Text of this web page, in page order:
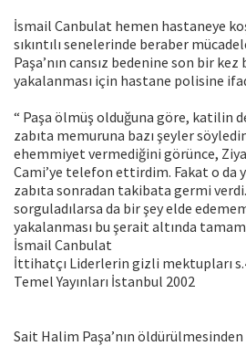
İsmail Canbulat hemen hastaneye
sıkıntılı senelerinde beraber
Paşa’nın cansız bedenine son bir
yakalanması için hastane polisine
“ Paşa ölmüş olduğuna göre, katilin
zabıta memuruna bazı şeyler
ehemmiyet vermediğini görünce,
Cami’ye telefon ettirdim. Fakat o da
zabıta sonradan takibata germi
sorguladılarsa da bir şey elde
yakalanması bu şerait altında
İsmail Canbulat
İttihatçı Liderlerin gizli mektupları
Temel Yayınları İstanbul 2002
Sait Halim Paşa’nın